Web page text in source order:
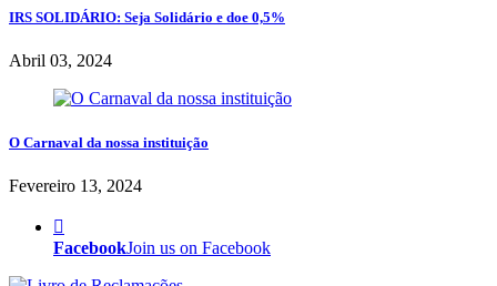
IRS SOLIDÁRIO: Seja Solidário e doe 0,5%
Abril 03, 2024
O Carnaval da nossa instituição
Fevereiro 13, 2024
FacebookJoin us on Facebook